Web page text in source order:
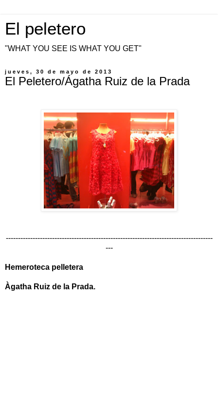
El peletero
"WHAT YOU SEE IS WHAT YOU GET"
jueves, 30 de mayo de 2013
El Peletero/Ágatha Ruiz de la Prada
-------------------------------------------------------------------------------------
---
Hemeroteca pelletera
Àgatha Ruiz de la Prada.